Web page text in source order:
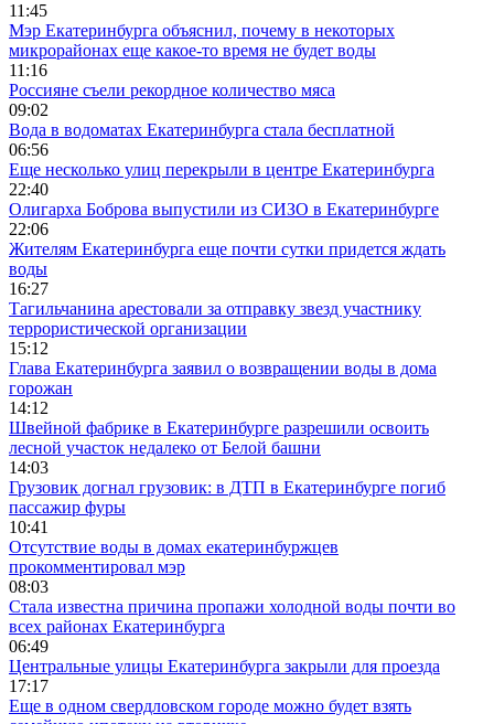
11:45
Мэр Екатеринбурга объяснил, почему в некоторых
микрорайонах еще какое-то время не будет воды
11:16
Россияне съели рекордное количество мяса
09:02
Вода в водоматах Екатеринбурга стала бесплатной
06:56
Еще несколько улиц перекрыли в центре Екатеринбурга
22:40
Олигарха Боброва выпустили из СИЗО в Екатеринбурге
22:06
Жителям Екатеринбурга еще почти сутки придется ждать
воды
16:27
Тагильчанина арестовали за отправку звезд участнику
террористической организации
15:12
Глава Екатеринбурга заявил о возвращении воды в дома
горожан
14:12
Швейной фабрике в Екатеринбурге разрешили освоить
лесной участок недалеко от Белой башни
14:03
Грузовик догнал грузовик: в ДТП в Екатеринбурге погиб
пассажир фуры
10:41
Отсутствие воды в домах екатеринбуржцев
прокомментировал мэр
08:03
Стала известна причина пропажи холодной воды почти во
всех районах Екатеринбурга
06:49
Центральные улицы Екатеринбурга закрыли для проезда
17:17
Еще в одном свердловском городе можно будет взять